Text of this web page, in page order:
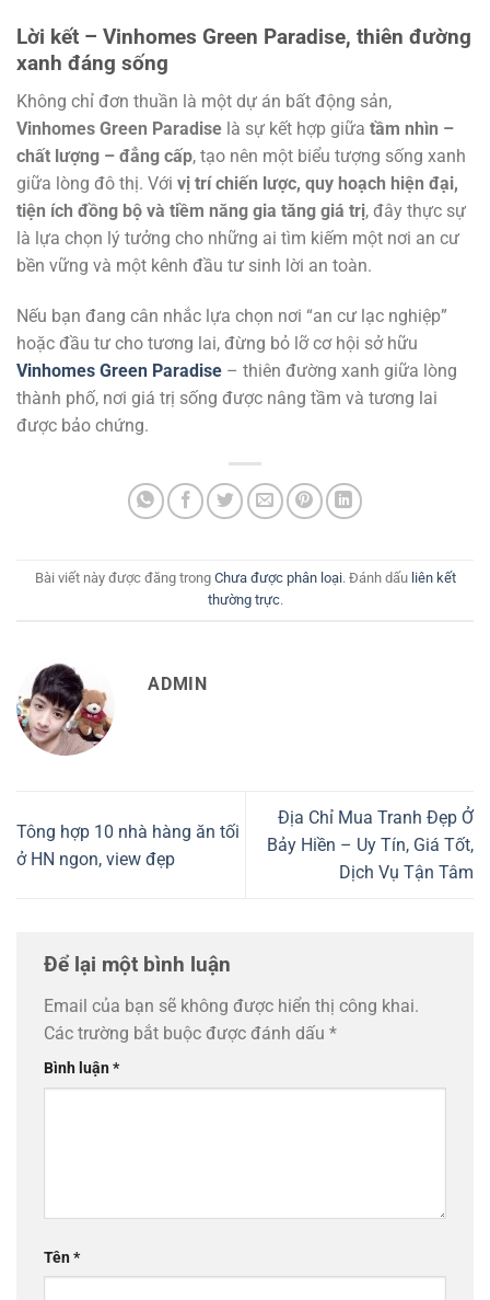
Lời kết – Vinhomes Green Paradise, thiên đường
xanh đáng sống
Không chỉ đơn thuần là một dự án bất động sản,
Vinhomes Green Paradise là sự kết hợp giữa tầm nhìn –
chất lượng – đẳng cấp, tạo nên một biểu tượng sống xanh
giữa lòng đô thị. Với vị trí chiến lược, quy hoạch hiện đại,
tiện ích đồng bộ và tiềm năng gia tăng giá trị, đây thực sự
là lựa chọn lý tưởng cho những ai tìm kiếm một nơi an cư
bền vững và một kênh đầu tư sinh lời an toàn.
Nếu bạn đang cân nhắc lựa chọn nơi “an cư lạc nghiệp”
hoặc đầu tư cho tương lai, đừng bỏ lỡ cơ hội sở hữu
Vinhomes Green Paradise – thiên đường xanh giữa lòng
thành phố, nơi giá trị sống được nâng tầm và tương lai
được bảo chứng.
Bài viết này được đăng trong Chưa được phân loại. Đánh dấu liên kết
thường trực.
ADMIN
Tông hợp 10 nhà hàng ăn tối
ở HN ngon, view đẹp
Địa Chỉ Mua Tranh Đẹp Ở
Bảy Hiền – Uy Tín, Giá Tốt,
Dịch Vụ Tận Tâm
Để lại một bình luận
Email của bạn sẽ không được hiển thị công khai.
Các trường bắt buộc được đánh dấu *
Bình luận*
Tên*